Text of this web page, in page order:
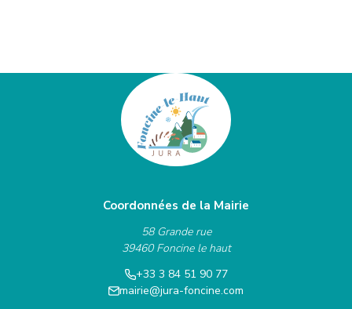
Coordonnées de la Mairie
58 Grande rue
39460 Foncine le haut
+33 3 84 51 90 77
mairie@jura-foncine.com